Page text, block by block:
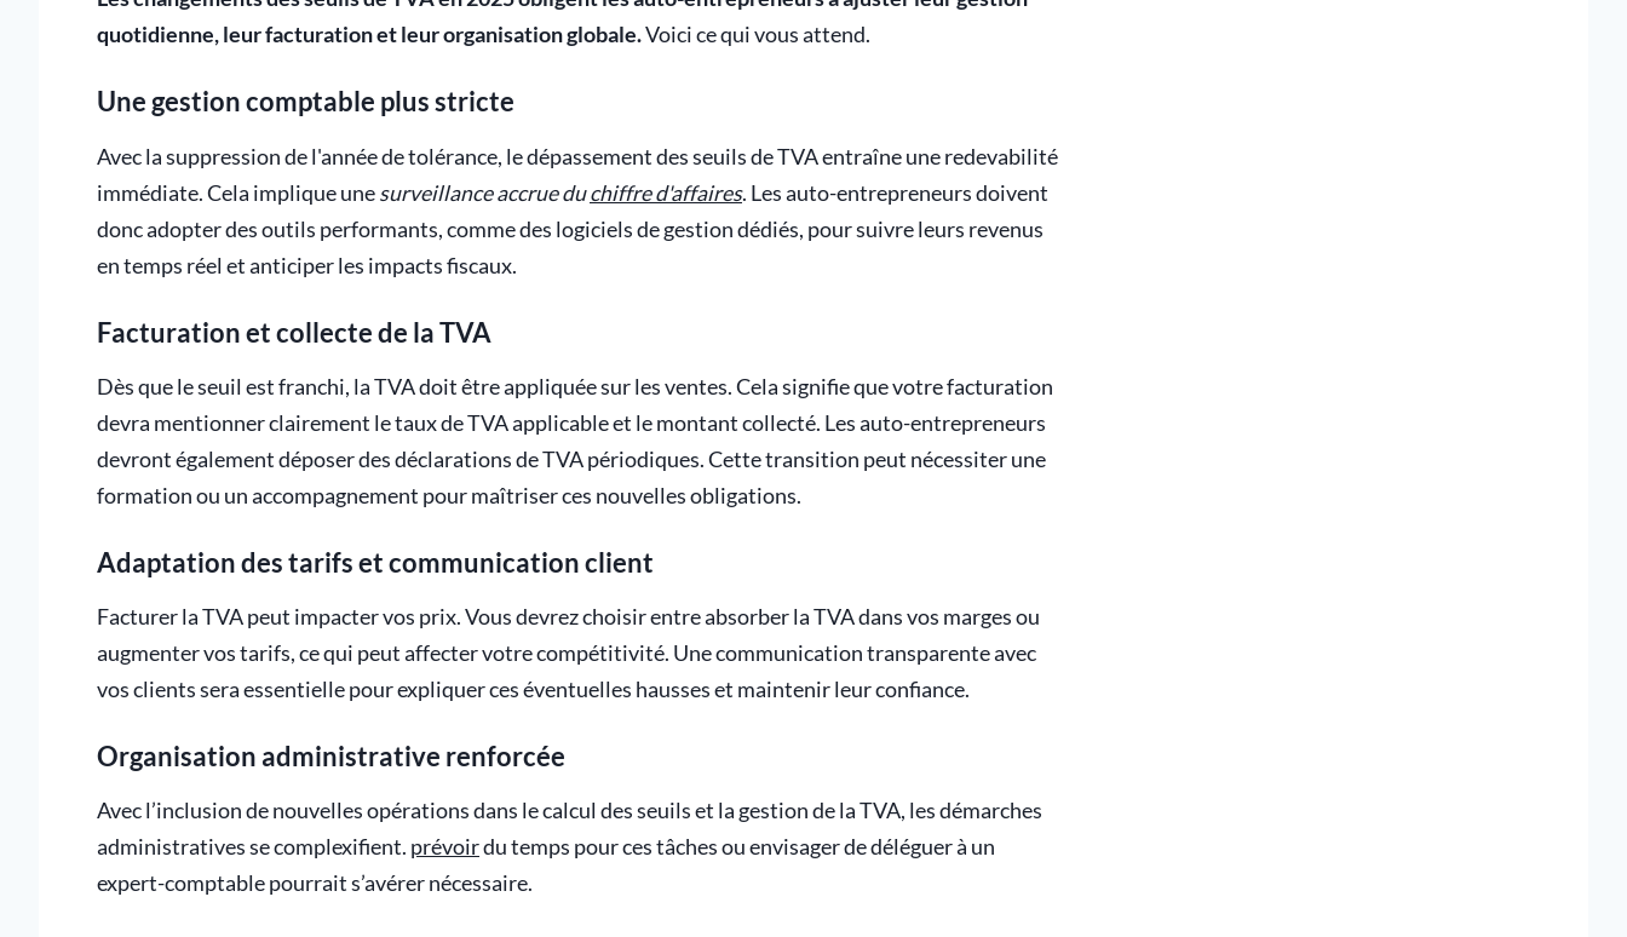
quotidienne, leur facturation et leur organisation globale.Voici ce qui vous attend.
Une gestion comptable plus stricte
Avec la suppression de l'année de tolérance, le dépassement des seuils de TVA entraîne une redevabilité
immédiate. Cela implique unesurveillance accrue duchiffre d'affaires. Les auto-entrepreneurs doivent
donc adopter des outils performants, comme des logiciels de gestion dédiés, pour suivre leurs revenus
en temps réel et anticiper les impacts fiscaux.
Facturation et collecte de la TVA
Dès que le seuil est franchi, la TVA doit être appliquée sur les ventes. Cela signifie que votre facturation
devra mentionner clairement le taux de TVA applicable et le montant collecté. Les auto-entrepreneurs
devront également déposer des déclarations de TVA périodiques. Cette transition peut nécessiter une
formation ou un accompagnement pour maîtriser ces nouvelles obligations.
Adaptation des tarifs et communication client
Facturer la TVA peut impacter vos prix. Vous devrez choisir entre absorber la TVA dans vos marges ou
augmenter vos tarifs, ce qui peut affecter votre compétitivité. Une communication transparente avec
vos clients sera essentielle pour expliquer ces éventuelles hausses et maintenir leur confiance.
Organisation administrative renforcée
Avec l’inclusion de nouvelles opérations dans le calcul des seuils et la gestion de la TVA, les démarches
administratives se complexifient. prévoirdu temps pour ces tâches ou envisager de déléguer à un
expert-comptable pourrait s’avérer nécessaire.